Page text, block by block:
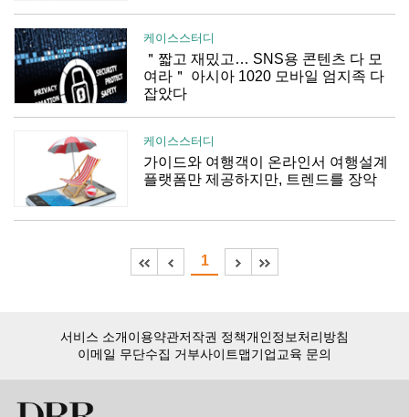
케이스스터디
＂짧고 재밌고… SNS용 콘텐츠 다 모
여라＂ 아시아 1020 모바일 엄지족 다
잡았다
케이스스터디
가이드와 여행객이 온라인서 여행설계
플랫폼만 제공하지만, 트렌드를 장악
1
서비스 소개이용약관저작권 정책개인정보처리방침
이메일 무단수집 거부사이트맵기업교육 문의